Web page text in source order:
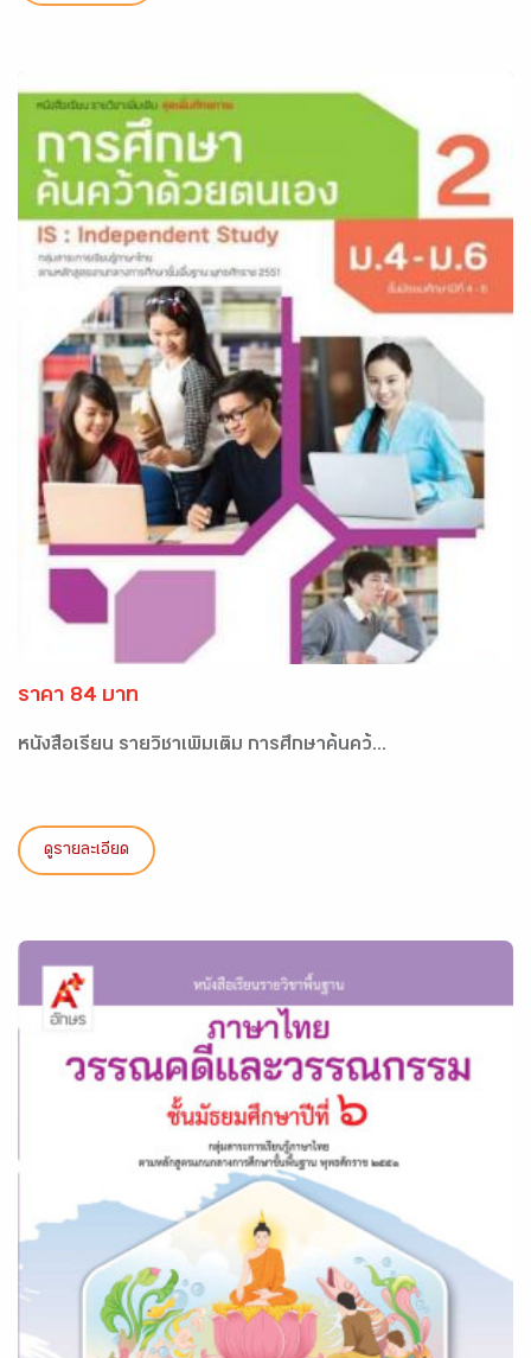
ราคา 84 บาท
หนังสือเรียน รายวิชาเพิ่มเติ่ม การศึกษาค้นคว้...
ดูรายละเอียด